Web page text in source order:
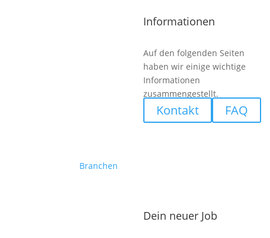
Informationen
Auf den folgenden Seiten
haben wir einige wichtige
Informationen
zusammengestellt.
Kontakt FAQ
Branchen
Dein neuer Job